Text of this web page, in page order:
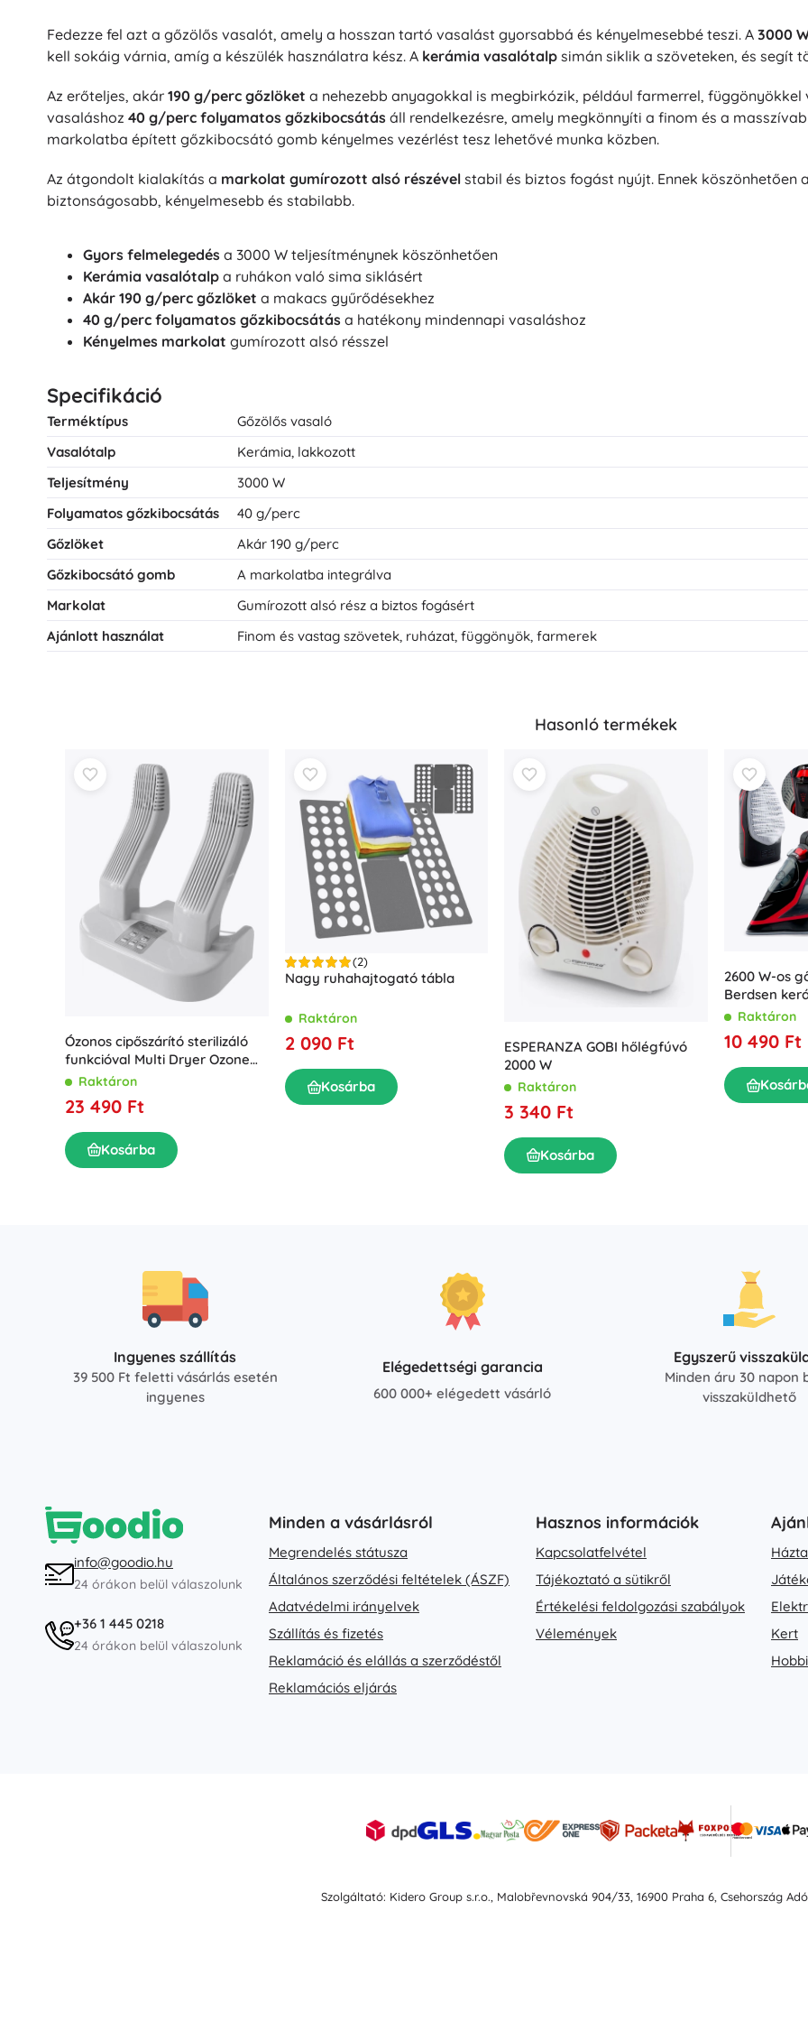
Fedezze fel azt a gőzölős vasalót, amely a hosszan tartó vasalást gyorsabbá és kényelmesebbé teszi. A 3000
kell sokáig várnia, amíg a készülék használatra kész. A kerámia vasalótalp simán siklik a szöveteken, és segít
Az erőteljes, akár 190 g/perc gőzlöket a nehezebb anyagokkal is megbirkózik, például farmerrel,
vasaláshoz 40 g/perc folyamatos gőzkibocsátás áll rendelkezésre, amely megkönnyíti a finom és a
markolatba épített gőzkibocsátó gomb kényelmes vezérlést tesz lehetővé munka közben.
Az átgondolt kialakítás a markolat gumírozott alsó részével stabil és biztos fogást nyújt. Ennek köszönhetően
biztonságosabb, kényelmesebb és stabilabb.
Gyors felmelegedés a 3000 W teljesítménynek köszönhetően
Kerámia vasalótalp a ruhákon való sima siklásért
Akár 190 g/perc gőzlöket a makacs gyűrődésekhez
40 g/perc folyamatos gőzkibocsátás a hatékony mindennapi vasaláshoz
Kényelmes markolat gumírozott alsó résszel
Specifikáció
Terméktípus
Gőzölős vasaló
Vasalótalp
Kerámia, lakkozott
Teljesítmény
3000 W
Folyamatos gőzkibocsátás
40 g/perc
Gőzlöket
Akár 190 g/perc
Gőzkibocsátó gomb
A markolatba integrálva
Markolat
Gumírozott alsó rész a biztos fogásért
Ajánlott használat
Finom és vastag szövetek, ruházat, függönyök, farmerek
Hasonló termékek
Ózonos cipőszárító sterilizáló
funkcióval Multi Dryer Ozone
ProRaktáron
23 490 Ft
Kosárba
(2)
Nagy ruhahajtogató tábla
Raktáron
2 090 Ft
Kosárba
ESPERANZA GOBI hőlégfúvó
2000 W
Raktáron
3 340 Ft
Kosárba
2600 W-os
Berdsen
függőleges
Raktáron
10 490 Ft
Ingyenes szállítás
39 500 Ft feletti vásárlás esetén
ingyenes
Elégedettségi garancia
600 000+ elégedett vásárló
Egyszerű
Minden áru 30 napon
visszaküldhető
info@goodio.hu
24 órákon belül válaszolunk
+36 1 445 0218
24 órákon belül válaszolunk
Minden a vásárlásról
Megrendelés státusza
Általános szerződési feltételek (ÁSZF)
Adatvédelmi irányelvek
Szállítás és fizetés
Reklamáció és elállás a szerződéstől
Reklamációs eljárás
Hasznos információk
Kapcsolatfelvétel
Tájékoztató a sütikről
Értékelési feldolgozási szabályok
Vélemények
Kert
Hobbi
Szolgáltató: Kidero Group s.r.o., Malobřevnovská 904/33, 16900 Praha 6, Csehország